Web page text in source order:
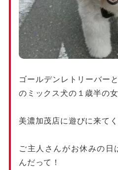
ゴールデンレトリーバー
のミックス犬の１歳半の女
美濃加茂店に遊びに来て
ご主人さんがお休みの日
んだって！